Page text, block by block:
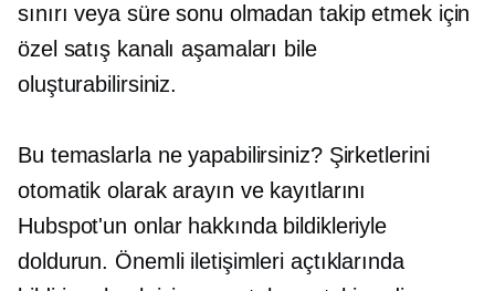
sınırı veya süre sonu olmadan takip etmek için
özel satış kanalı aşamaları bile
oluşturabilirsiniz.
Bu temaslarla ne yapabilirsiniz? Şirketlerini
otomatik olarak arayın ve kayıtlarını
Hubspot'un onlar hakkında bildikleriyle
doldurun. Önemli iletişimleri açtıklarında